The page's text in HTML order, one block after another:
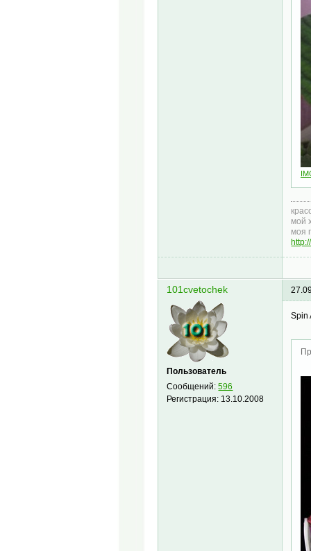
мой
моя
101cvetochek
Пользователь
Сообщений:596
Регистрация: 13.10.2008
Spin